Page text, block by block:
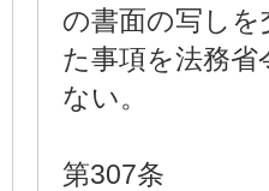
の書面の写し
た事項を法務
ない。
第307条